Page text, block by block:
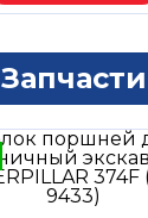
Запчасти